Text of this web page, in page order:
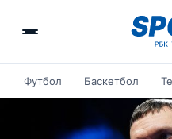
Футбол Баскетбол